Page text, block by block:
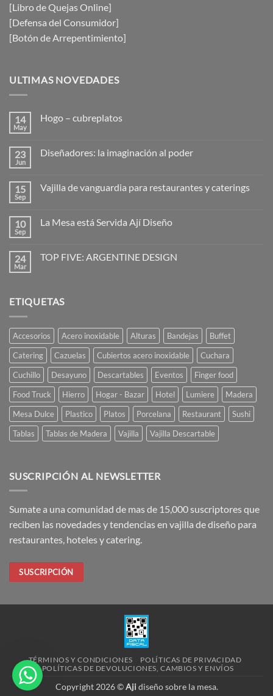
[Libro de Quejas Online]
[Defensa del Consumidor]
[Botón de Arrepentimiento]
ULTIMAS NOVEDADES
14
May
Hogo – cubreplatos
en
23
Jun
Diseñadores: la imaginación al poder
en
al
poder
15
Sep
Vajilla de vanguardia para restaurantes y caterings
en
para
restaurantes
10
Sep
La Mesa está Servida Ají Diseño
en
Ají
Diseño
24
Mar
TOP FIVE: ARGENTINE DESIGN
TOP
ETIQUETAS
Accesorios Acero inoxidable Alturas Bandejas
Buffet
Catering
Cazuelas Cubiertos acero inoxidable
Cuchara
Cuchillo
Desayuno Descartables Eventos
Finger food
Food Truck
Hierro Hogar - Bazar Hotel Lumiere
Madera
Mesa Dulce
Plastico Platos Porcelana Restaurant
Sushi
Tablas
Tablas de Madera Vajilla Vajilla Descartable
SUSCRIPCIÓN AL NEWSLETTER
Sumate a una comunidad de mas de 15,000 suscriptores que
reciben las novedades y tendencias en vajilla de diseño para
restaurantes, hoteles y catering.
SUSCRIPCIÓN
TÉRMINOS Y CONDICIONES
POLÍTICAS DE PRIVACIDAD
POLÍTICAS DE DEVOLUCIONES, CAMBIOS Y ENVÍOS
Copyright 2026 ©Ajidiseño sobre la mesa.